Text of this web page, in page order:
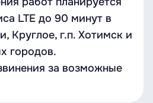
LTE до 90 минут в
Круглое, г.п. Хотимск и
городов.
за возможные